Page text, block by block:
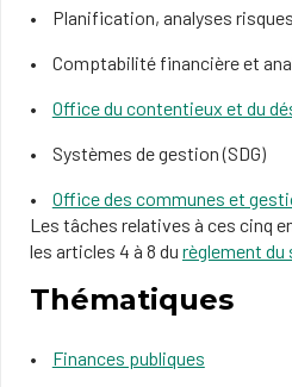
Planification, analyses
Comptabilité financière et
Office du contentieux et du
Systèmes de gestion (SDG)
Office des communes et
Les tâches relatives à ces cinq
les articles 4 à 8 du règlement
Thématiques
Finances publiques